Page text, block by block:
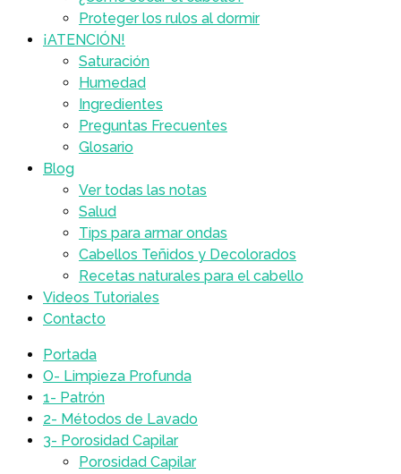
Proteger los rulos al dormir
¡ATENCIÓN!
Saturación
Humedad
Ingredientes
Preguntas Frecuentes
Glosario
Blog
Ver todas las notas
Salud
Tips para armar ondas
Cabellos Teñidos y Decolorados
Recetas naturales para el cabello
Videos Tutoriales
Contacto
Portada
O- Limpieza Profunda
1- Patrón
2- Métodos de Lavado
3- Porosidad Capilar
Porosidad Capilar